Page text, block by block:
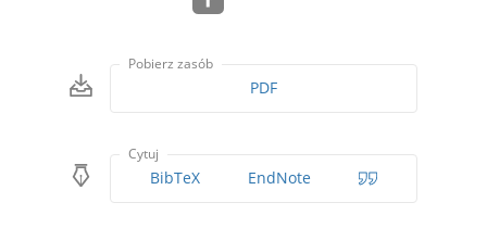
Pobierz zasób
PDF
Cytuj
BibTeX EndNote